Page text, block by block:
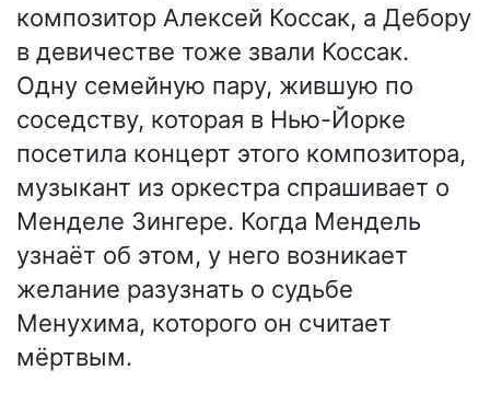
композитор Алексей Коссак, а Дебору
в девичестве тоже звали Коссак.
Одну семейную пару, жившую по
соседству, которая в Нью-Йорке
посетила концерт этого композитора,
музыкант из оркестра спрашивает о
Менделе Зингере. Когда Мендель
узнаёт об этом, у него возникает
желание разузнать о судьбе
Менухима, которого он считает
мёртвым.